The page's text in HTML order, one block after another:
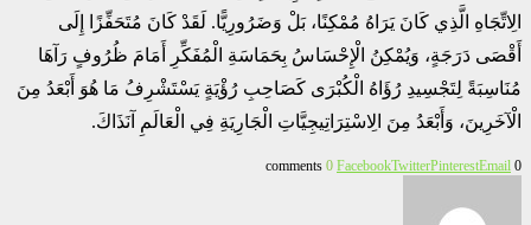
الِاتِّجَاهِ الَّذِي كَانَ يَرَاهُ مُمْكِنًا، بَلْ وَضَرُورِيًّا. لَقَدْ كَانَ مُتَحَفِّزًا إِلَى
أَقْصَى دَرَجَةٍ، وَيُمْكِنُ الْإِحْسَاسُ بِحَمَاسَةِ الْمُفَكِّرِ أَمَامَ ظُرُوفٍ رَآهَا
مُنَاسِبَةً لِتَجْسِيدِ رُؤَاهُ الْكُبْرَى كَصَاحِبِ رُؤْيَةٍ يَسْتَشْرِفُ مَا هُوَ أَبْعَدُ مِنَ
الْآخَرِينَ، وَأَبْعَدُ مِنَ الِاسْتِرَاتِيجِيَّاتِ الْجَارِيَةِ فِي الْعَالَمِ آنَذَاكَ.
0 comments
0 FacebookTwitterPinterestEmail